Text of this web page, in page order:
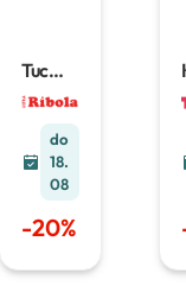
Tuc
krekeri
do
18.
08
-20%